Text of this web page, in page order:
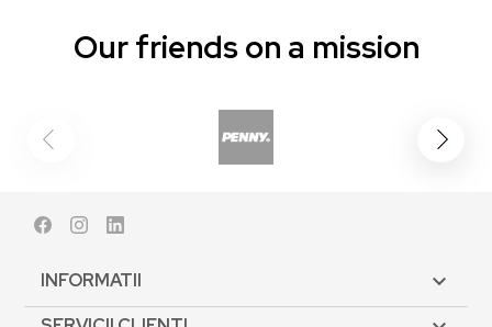
Our friends on a mission
FacebookInstagram
INFORMATII 